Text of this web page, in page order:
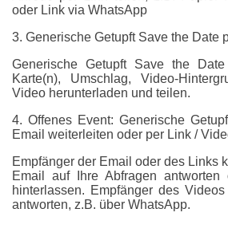
oder Link via WhatsApp
3. Generische Getupft Save the Date
Generische Getupft Save the
Karte(n), Umschlag, Video-
Video herunterladen und teilen.
4. Offenes Event: Generische
Email weiterleiten oder per Link /
Empfänger der Email oder des Links
Email auf Ihre Abfragen antworten
hinterlassen. Empfänger des
antworten, z.B. über WhatsApp.